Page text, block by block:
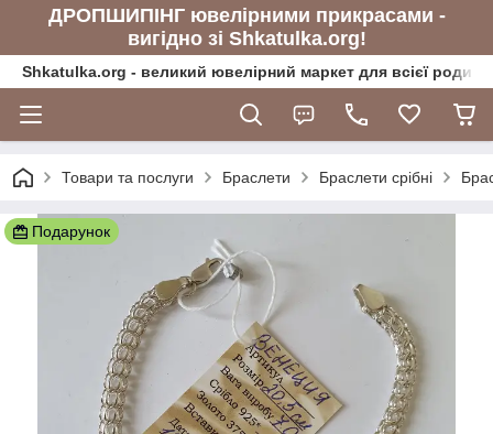
ДРОПШИПІНГ ювелірними прикрасами -
вигідно зі Shkatulka.org!
Shkatulka.org - великий ювелірний маркет для всієї
Товари та послуги Браслети Браслети срібні
Подарунок